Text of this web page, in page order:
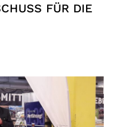
FÜR DIE